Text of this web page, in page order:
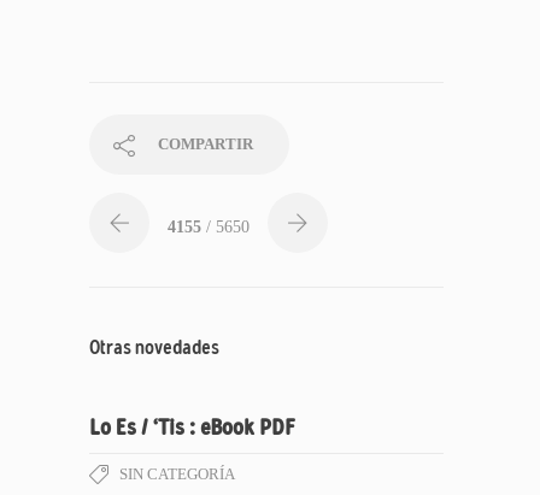
COMPARTIR
4155 / 5650
Otras novedades
Lo Es / ‘Tis : eBook PDF
SIN CATEGORÍA